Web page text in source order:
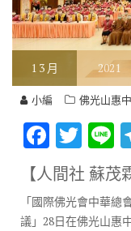
1 3 月 2021
小編 佛光山惠
F
ac
e
b
T
w
it
te
n
e
【人間社 蘇茂
「國際佛光會中華
議」28日在佛光山惠